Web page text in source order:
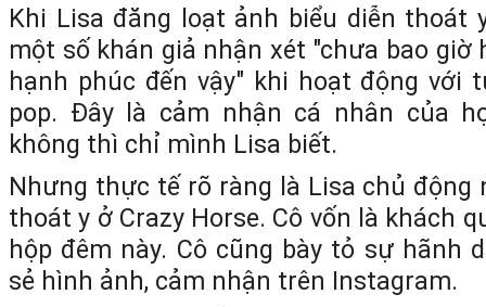
Khi Lisa đăng loạt ảnh biểu diễn thoát
một số khán giả nhận xét "chưa bao giờ
hạnh phúc đến vậy" khi hoạt động với
pop. Đây là cảm nhận cá nhân của
không thì chỉ mình Lisa biết.
Nhưng thực tế rõ ràng là Lisa chủ động
thoát y ở Crazy Horse. Cô vốn là khách
hộp đêm này. Cô cũng bày tỏ sự hãnh
sẻ hình ảnh, cảm nhận trên Instagram.